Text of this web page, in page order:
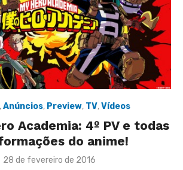
,Anúncios, Preview, TV,Vídeos
Academia: 4º PV e todas
do anime!
Posted
28 de fevereiro de 2016